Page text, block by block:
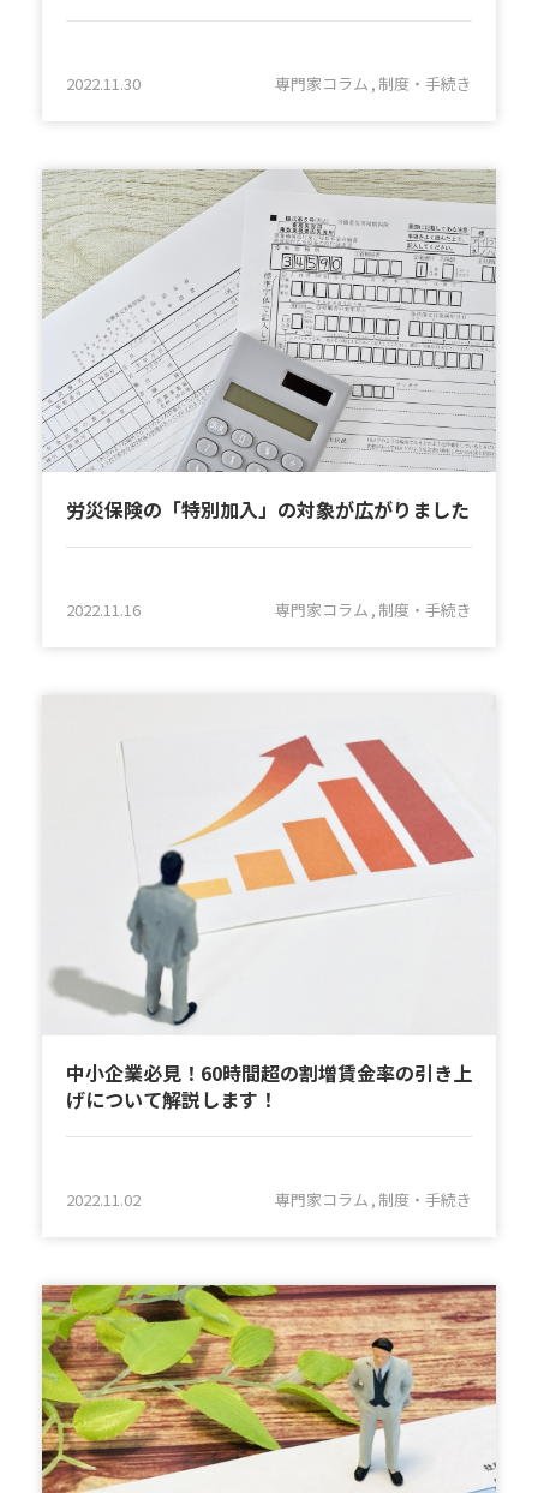
2022.11.30 専門家コラム 制度・手続き
労災保険の「特別加入」の対象が広がりました
2022.11.16 専門家コラム 制度・手続き
中小企業必見！60時間超の割増賃金率の引き上
げについて解説します！
2022.11.02 専門家コラム 制度・手続き